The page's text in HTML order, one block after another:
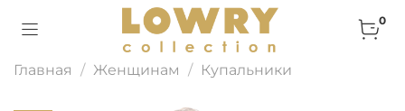
0
Главная Женщинам Купальники